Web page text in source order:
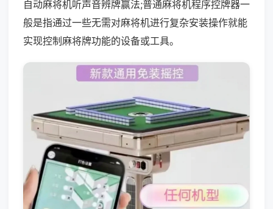
自动麻将机听声音辨牌赢法;普通麻将机程序控牌器一
般是指通过一些无需对麻将机进行复杂安装操作就能
实现控制麻将牌功能的设备或工具。